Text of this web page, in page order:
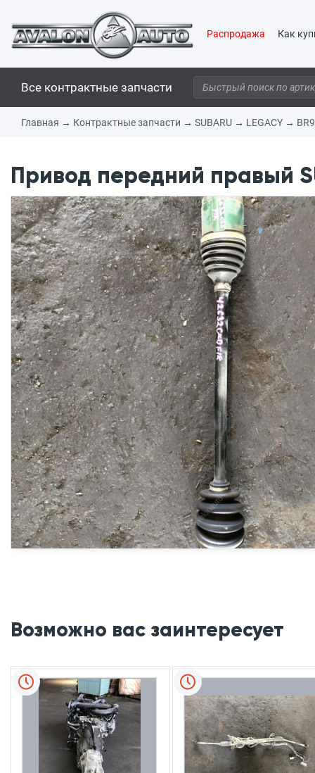
Распродажа Как
Все контрактные запчасти
Главная → Контрактные запчасти → SUBARU → LEGACY → BR9
Привод передний правый
Возможно вас заинтересует